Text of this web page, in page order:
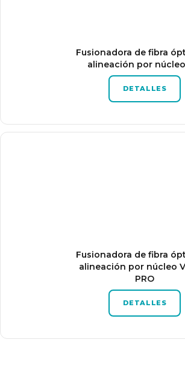
Fusionadora de fibra
alineación por
DETALLES
Fusionadora de fibra
alineación por núcleo
PRO
DETALLES